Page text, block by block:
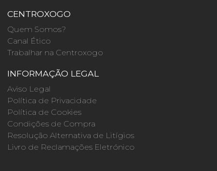
CENTROXOGO
Quem Somos?
Canal Ético
Trabalhar na Centroxogo
INFORMAÇÃO LEGAL
Aviso Legal
Política de Privacidade
Política de Cookies
Condições de Compra
Resolução Alternativa de Litígios
Livro de Reclamações Eletrónico